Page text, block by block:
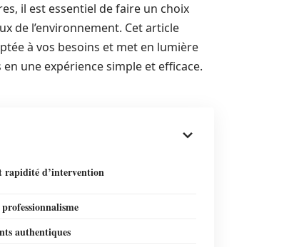
il est essentiel de faire un choix
de l’environnement. Cet article
à vos besoins et met en lumière
une expérience simple et efficace.
rapidité d’intervention
authentiques